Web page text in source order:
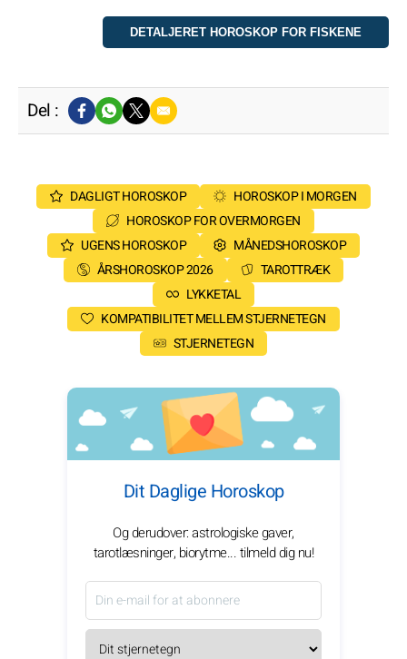
Del :
DAGLIGT HOROSKOP
HOROSKOP I MORGEN
HOROSKOP FOR OVERMORGEN
UGENS HOROSKOP
MÅNEDSHOROSKOP
ÅRSHOROSKOP 2026
TAROTTRÆK
LYKKETAL
KOMPATIBILITET MELLEM STJERNETEGN
STJERNETEGN
Dit Daglige Horoskop
Og derudover: astrologiske gaver,
tarotlæsninger, biorytme... tilmeld dig nu!